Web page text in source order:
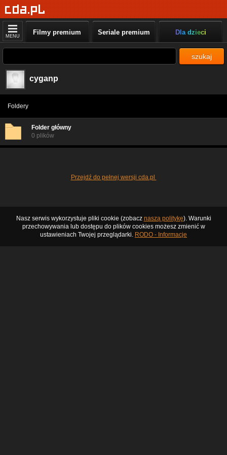
MENU Filmy premium Seriale premium Dla dzieci
szukaj
cyganp
Foldery
Folder główny
0 plików
Przejdź do pełnej wersji cda.pl
Nasz serwis wykorzystuje pliki cookie (zobacz naszą politykę). Warunki
przechowywania lub dostępu do plików cookies możesz zmienić w
ustawieniach Twojej przeglądarki. RODO - Informacje